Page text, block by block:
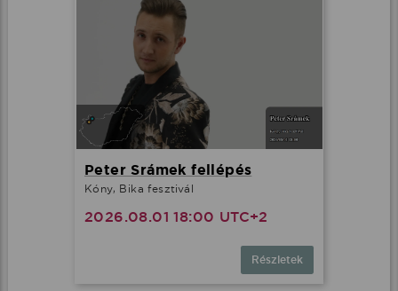
Peter Srámek fellépés
Kóny, Bika fesztivál
2026.08.01 18:00 UTC+2
Részletek